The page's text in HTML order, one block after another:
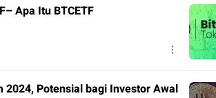
Apa Itu BTCETF
Potensial bagi Investor Awal